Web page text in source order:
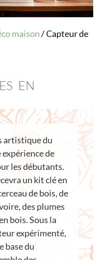
maison/ Capteur de
EN
artistique du
de
les débutants.
un kit clé en
de bois, de
des plumes
bois. Sous la
expérimenté,
base du